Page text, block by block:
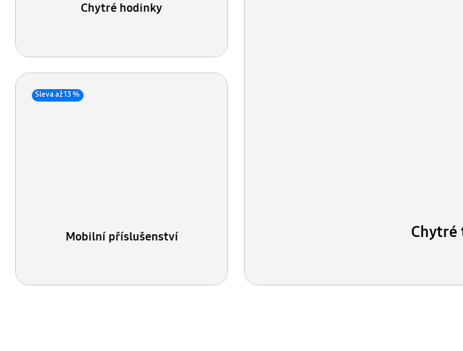
Chytré hodinky
Sleva až 13 %
Mobilní příslušenství Chytré